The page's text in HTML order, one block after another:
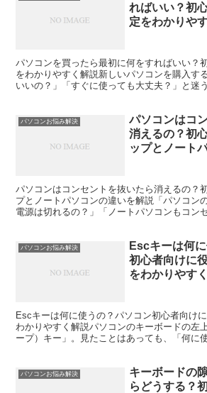
ればいい？初
定をわかりや
パソコンを買ったら最初に何をすればいい？
をわかりやすく解説新しいパソコンを購入す
いいの？」「すぐに使っても大丈夫？」と迷
パソコンお悩み解決
パソコンはコ
消えるの？初
ップとノート
パソコンはコンセントを抜いたら消えるの？
プとノートパソコンの違いを解説「パソコン
電源は切れるの？」「ノートパソコンもコン
パソコンお悩み解決
Escキーは何
初心者向けに
をわかりやす
Escキーは何に使うの？パソコン初心者向け
わかりやすく解説パソコンのキーボードの左
ープ）キー」。見たことはあっても、「何に
パソコンお悩み解決
キーボードの
らどうする？